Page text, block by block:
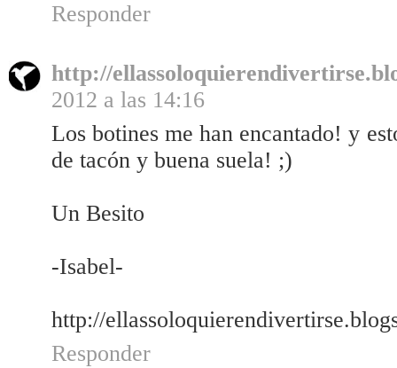
Responder
http://
2012 a las 14:16
Los botines me han encantado! y
de tacón y buena suela! ;)
Un Besito
-Isabel-
http://
Responder